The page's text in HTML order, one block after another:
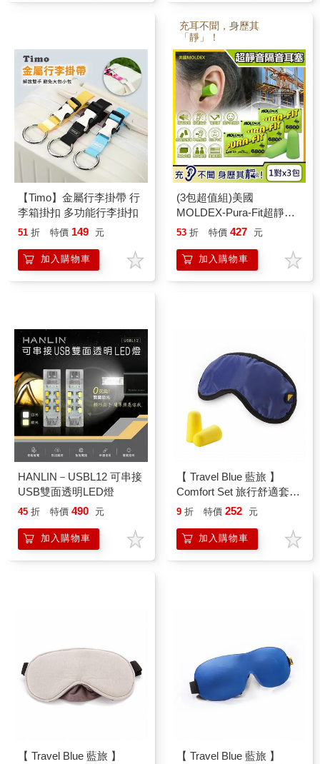
【Timo】金屬行李掛帶 行
李箱掛扣 多功能行李掛扣
51 折 特價 149 元
加入購物車
充耳不聞，身歷其
「靜」！
(3包超值組)美國
MOLDEX-Pura-Fit超靜音
PU慢回彈子彈型隔音耳塞-
(NRR33dB降噪規格,助眠
器)
53 折 特價 427 元
加入購物車
HANLIN－USBL12 可串接
USB雙面透明LED燈
45 折 特價 490 元
加入購物車
【 Travel Blue 藍旅 】
Comfort Set 旅行舒適套組
9 折 特價 252 元
加入購物車
【 Travel Blue 藍旅 】
【 Travel Blue 藍旅 】